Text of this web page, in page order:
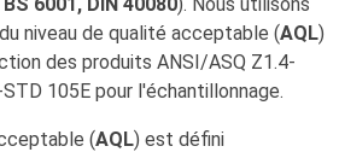
niveau de qualité acceptable (AQL)
des produits ANSI/ASQ Z1.4-
105E pour l'échantillonnage.
(AQL) est défini